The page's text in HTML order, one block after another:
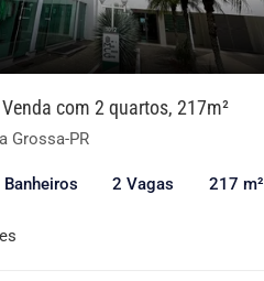
com 2 quartos, 217m²
Grossa-PR
Banheiros 2 Vagas 217 m²